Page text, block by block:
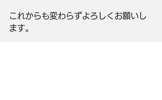
これからも変わらずよろしくお願いし
ます。